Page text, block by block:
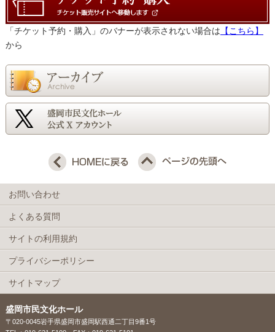
「チケット予約・購入」のバナーが表示されない場合は 【こちら】
から
お問い合わせ
よくある質問
サイトの利用規約
プライバシーポリシー
サイトマップ
盛岡市民文化ホール
〒020-0045岩手県盛岡市盛岡駅西通二丁目9番1号